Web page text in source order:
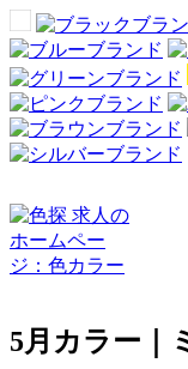
5月カラー｜